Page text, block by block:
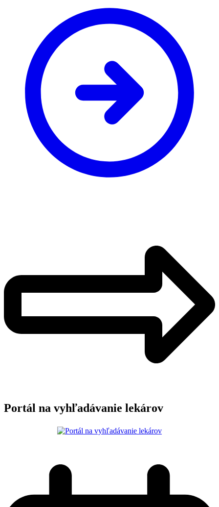
Portál na vyhľadávanie lekárov